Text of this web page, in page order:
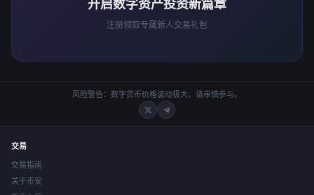
开启数字资产投资新篇章
注册领取专属新人交易礼包
风险警告：数字货币价格波动极大，请审慎参与。
交易
交易指南
关于币安